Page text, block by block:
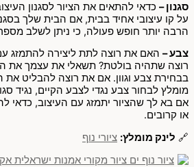
סגנון – כדאי להתאים את הציור לסגנון
על קו עיצובי אחיד בבית, אם הבית שלך
הרבה יותר חופש פעולה, כי ניתן לשלב
צבע – האם את רוצה לתת ליצירה להתמזג
רוצה שתהיה בולטת? תשאלי את עצמך את
בבחירת צבע וגוון. אם את רוצה להבליט את
מומלץ לבחור צבע נגדי לצבע הקיים, נגיד
אם בא לך שהציור יתמזג עם העיצוב, כדאי
או קרובים.
🔗 לינק מומלץ: ציורי נוף